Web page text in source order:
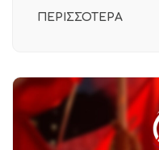
ΠΕΡΙΣΣΟΤΕΡΑ